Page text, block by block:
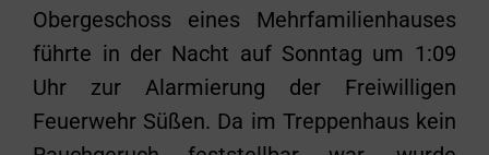
Obergeschoss eines Mehrfamilienhauses
führte in der Nacht auf Sonntag um 1:09
Uhr zur Alarmierung der Freiwilligen
Feuerwehr Süßen. Da im Treppenhaus kein